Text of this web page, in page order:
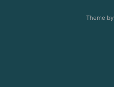
Theme by